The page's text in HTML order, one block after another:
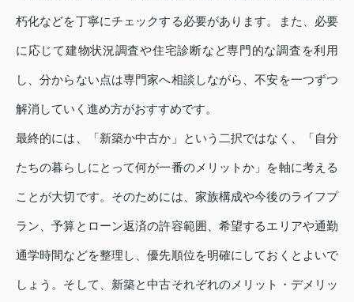
朽化などを丁寧にチェックする必要があります。また、必要
に応じて建物状況調査や住宅診断など専門的な調査を利用
し、分からない点は専門家へ相談しながら、不安を一つずつ
解消していく進め方がおすすめです。
最終的には、「新築か中古か」という二択ではなく、「自分
たちの暮らしにとって何が一番のメリットか」を軸に考える
ことが大切です。そのためには、家族構成や今後のライフプ
ラン、予算とローン返済の許容範囲、希望するエリアや通勤
通学時間などを整理し、優先順位を明確にしておくとよいで
しょう。そして、新築と中古それぞれのメリット・デメリッ